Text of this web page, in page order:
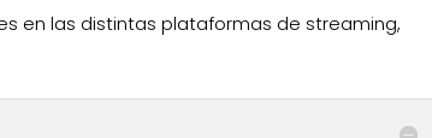
en las distintas plataformas de streaming,